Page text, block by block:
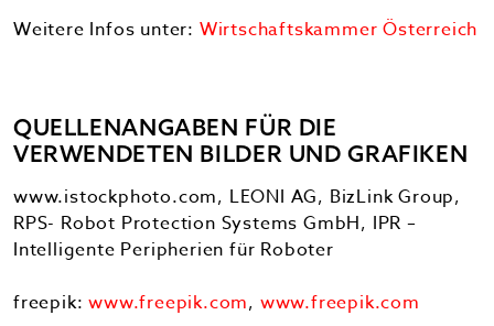
Weitere Infos unter: Wirtschaftskammer Österreich
QUELLENANGABEN FÜR DIE
VERWENDETEN BILDER UND GRAFIKEN
www.istockphoto.com, LEONI AG, BizLink Group,
RPS- Robot Protection Systems GmbH, IPR –
Intelligente Peripherien für Roboter
freepik:www.freepik.com, www.freepik.com